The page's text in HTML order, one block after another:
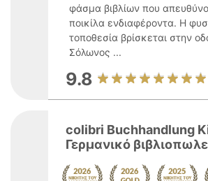
φάσμα βιβλίων που
ποικίλα ενδιαφέροντα. Η
τοποθεσία βρίσκεται στην
Σόλωνος ...
9.8
colibri Buchhandlung
Γερμανικό